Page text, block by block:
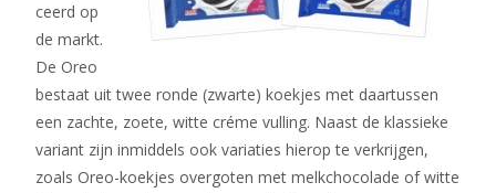
ceerd op
de markt.
De Oreo
bestaat uit twee ronde (zwarte) koekjes met daartussen
een zachte, zoete, witte créme vulling. Naast de klassieke
variant zijn inmiddels ook variaties hierop te verkrijgen,
zoals Oreo-koekjes overgoten met melkchocolade of witte